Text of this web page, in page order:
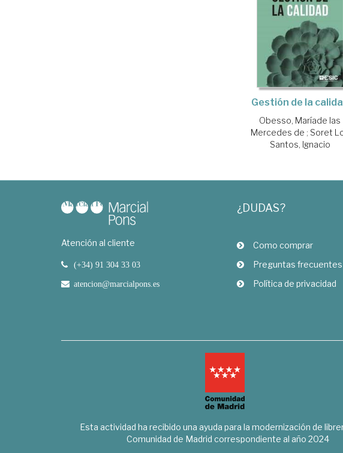
Gestión de la
Obesso, Maríade las
Mercedes de ; Soret
Santos, Ignacio
Atención al cliente
(+34) 91 304 33 03
atencion@marcialpons.es
¿DUDAS?
Como comprar
Preguntas frecuentes
Política de privacidad
Esta actividad ha recibido una ayuda para la modernización de
Comunidad de Madrid correspondiente al año 2024